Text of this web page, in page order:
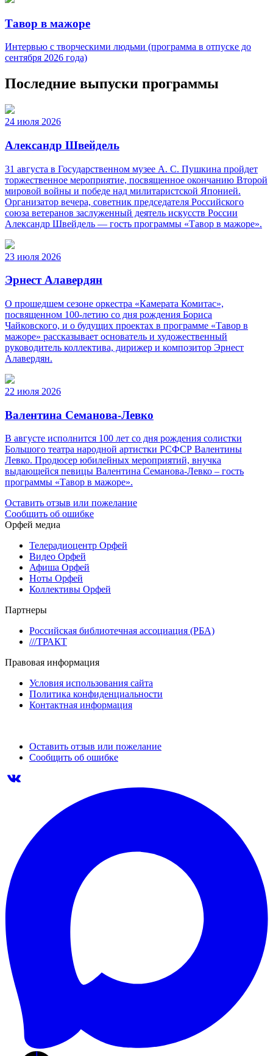
Тавор в мажоре
Интервью с творческими людьми (программа в отпуске до
сентября 2026 года)
Последние выпуски программы
24 июля 2026
Александр Швейдель
31 августа в Государственном музее А. С. Пушкина пройдет
торжественное мероприятие, посвященное окончанию Второй
мировой войны и победе над милитаристской Японией.
Организатор вечера, советник председателя Российского
союза ветеранов заслуженный деятель искусств России
Александр Швейдель — гость программы «Тавор в мажоре».
23 июля 2026
Эрнест Алавердян
О прошедшем сезоне оркестра «Камерата Комитас»,
посвященном 100-летию со дня рождения Бориса
Чайковского, и о будущих проектах в программе «Тавор в
мажоре» рассказывает основатель и художественный
руководитель коллектива, дирижер и композитор Эрнест
Алавердян.
22 июля 2026
Валентина Семанова-Левко
В августе исполнится 100 лет со дня рождения солистки
Большого театра народной артистки РСФСР Валентины
Левко. Продюсер юбилейных мероприятий, внучка
выдающейся певицы Валентина Семанова-Левко – гость
программы «Тавор в мажоре».
Оставить отзыв или пожелание
Сообщить об ошибке
Орфей медиа
Телерадиоцентр Орфей
Видео Орфей
Афиша Орфей
Ноты Орфей
Коллективы Орфей
Партнеры
Российская библиотечная ассоциация (РБА)
///ТРАКТ
Правовая информация
Условия использования сайта
Политика конфиденциальности
Контактная информация
Оставить отзыв или пожелание
Сообщить об ошибке